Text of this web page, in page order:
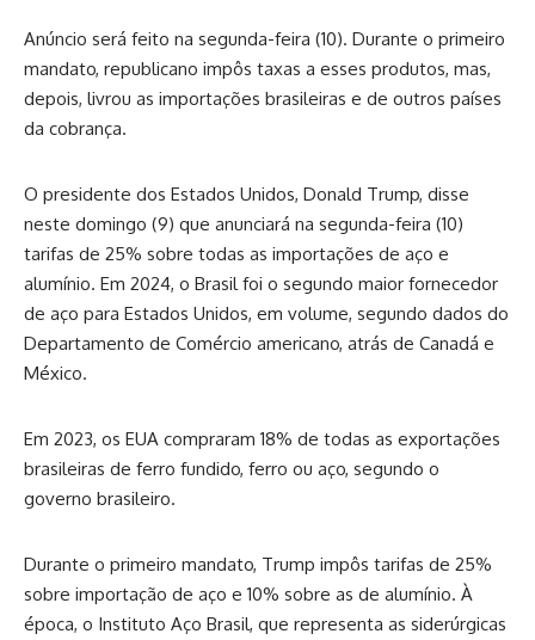
Anúncio será feito na segunda-feira (10). Durante o primeiro
mandato, republicano impôs taxas a esses produtos, mas,
depois, livrou as importações brasileiras e de outros países
da cobrança.
O presidente dos Estados Unidos, Donald Trump, disse
neste domingo (9) que anunciará na segunda-feira (10)
tarifas de 25% sobre todas as importações de aço e
alumínio. Em 2024, o Brasil foi o segundo maior fornecedor
de aço para Estados Unidos, em volume, segundo dados do
Departamento de Comércio americano, atrás de Canadá e
México.
Em 2023, os EUA compraram 18% de todas as exportações
brasileiras de ferro fundido, ferro ou aço, segundo o
governo brasileiro.
Durante o primeiro mandato, Trump impôs tarifas de 25%
sobre importação de aço e 10% sobre as de alumínio. À
época, o Instituto Aço Brasil, que representa as siderúrgicas